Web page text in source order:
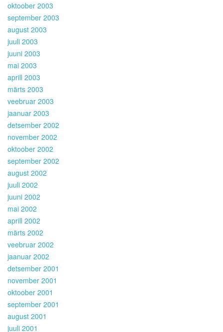
oktoober 2003
september 2003
august 2003
juuli 2003
juuni 2003
mai 2003
aprill 2003
märts 2003
veebruar 2003
jaanuar 2003
detsember 2002
november 2002
oktoober 2002
september 2002
august 2002
juuli 2002
juuni 2002
mai 2002
aprill 2002
märts 2002
veebruar 2002
jaanuar 2002
detsember 2001
november 2001
oktoober 2001
september 2001
august 2001
juuli 2001